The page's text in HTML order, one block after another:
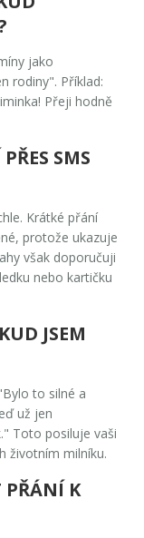
jako
rodiny". Příklad:
Přeji hodně
SMS
Krátké přání
protože ukazuje
však doporučuji
nebo kartičku
JSEM
to silné a
už jen
Toto posiluje vaši
životním milníku.
PŘÁNÍ K